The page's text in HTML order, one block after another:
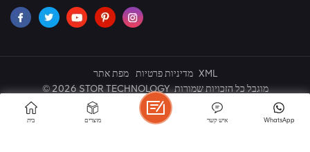
מפת אתר מדיניות פרטיות XML
© 2026 STOR TECHNOLOGY מוגבל כל הזכויות שמורות
IPv6 רשת נתמכת
בית מוצרים WhatsApp איש קשר